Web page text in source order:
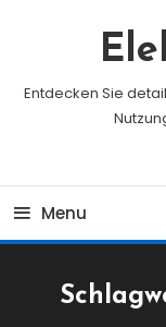
Entdecken Sie
Menu